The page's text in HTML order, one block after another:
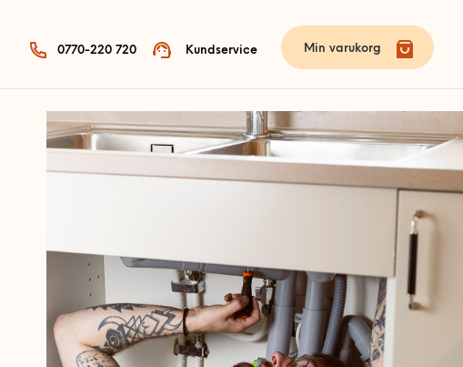
0770-220 720 Kundservice Min varukorg